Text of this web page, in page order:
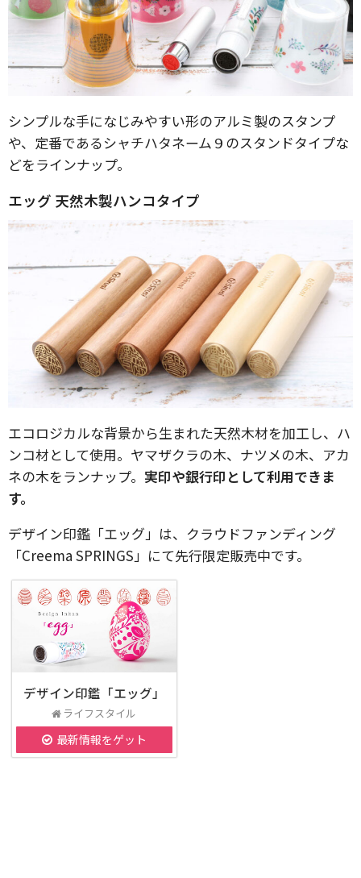
シンプルな手になじみやすい形のアルミ製のスタンプ
や、定番であるシャチハタネーム９のスタンドタイプな
どをラインナップ。
エッグ 天然木製ハンコタイプ
エコロジカルな背景から生まれた天然木材を加工し、ハ
ンコ材として使用。ヤマザクラの木、ナツメの木、アカ
ネの木をランナップ。 実印や銀行印として利用できま
す。
デザイン印鑑「エッグ」は、クラウドファンディング
「Creema SPRINGS」にて先行限定販売中です。
デザイン印鑑「エッグ」
ライフスタイル
最新情報をゲット